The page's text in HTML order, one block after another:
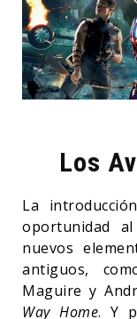
Los
La
oportunidad
nuevos
antiguos,
Maguire y
Way Home. Y